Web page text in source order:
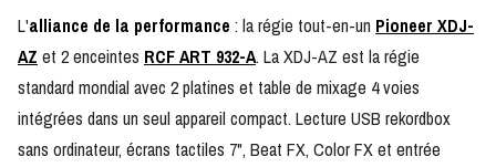
L'alliance de la performance : la régie tout-en-un Pioneer XDJ-
AZ et 2 enceintes RCF ART 932-A. La XDJ-AZ est la régie
standard mondial avec 2 platines et table de mixage 4 voies
intégrées dans un seul appareil compact. Lecture USB rekordbox
sans ordinateur, écrans tactiles 7", Beat FX, Color FX et entrée